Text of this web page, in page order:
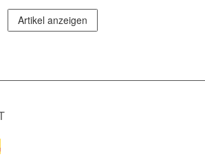
Artikel anzeigen